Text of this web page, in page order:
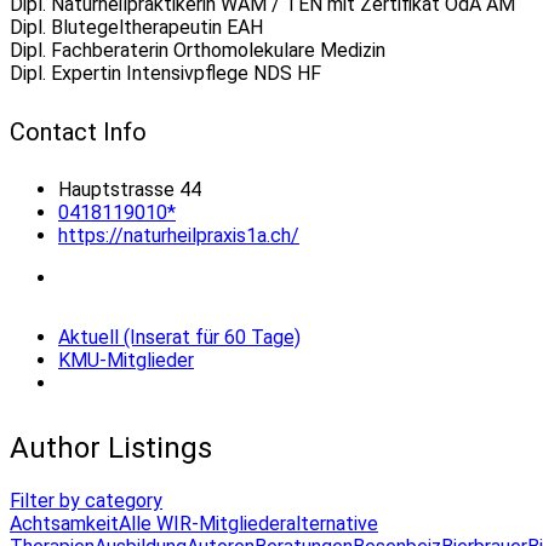
Dipl. Blutegeltherapeutin EAH
Dipl. Fachberaterin Orthomolekulare Medizin
Dipl. Expertin Intensivpflege NDS HF
Contact Info
Hauptstrasse 44
0418119010*
https://naturheilpraxis1a.ch/
Aktuell (Inserat für 60 Tage)
KMU-Mitglieder
Author Listings
Filter by category
AchtsamkeitAlle WIR-Mitgliederalternative